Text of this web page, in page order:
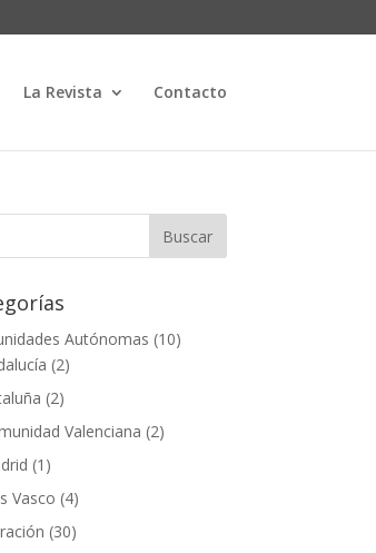
La Revista Contacto
Autónomas (10)
(2)
(2)
Valenciana (2)
(1)
Vasco (4)
(30)